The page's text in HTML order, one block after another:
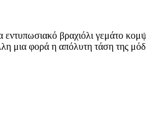
βραχιόλι γεμάτο
μια φορά η απόλυτη τάση